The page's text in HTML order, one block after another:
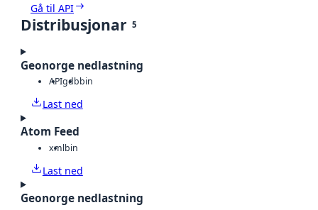
Gå til API
Distribusjonar 5
Geonorge nedlastning
APIgdbbin
Last ned
Atom Feed
xmlbin
Last ned
Geonorge nedlastning